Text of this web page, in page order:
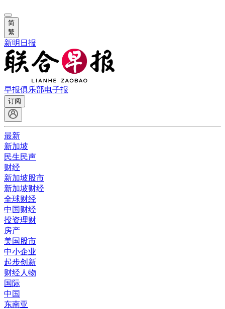
简
繁
新明日报
早报俱乐部电子报
订阅
最新
新加坡
民生民声
财经
新加坡股市
新加坡财经
全球财经
中国财经
投资理财
房产
美国股市
中小企业
起步创新
财经人物
国际
中国
东南亚